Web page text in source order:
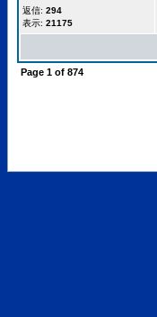
返信: 294
表示: 21175
Page 1 of 874